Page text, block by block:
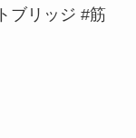
ブリッジ #筋